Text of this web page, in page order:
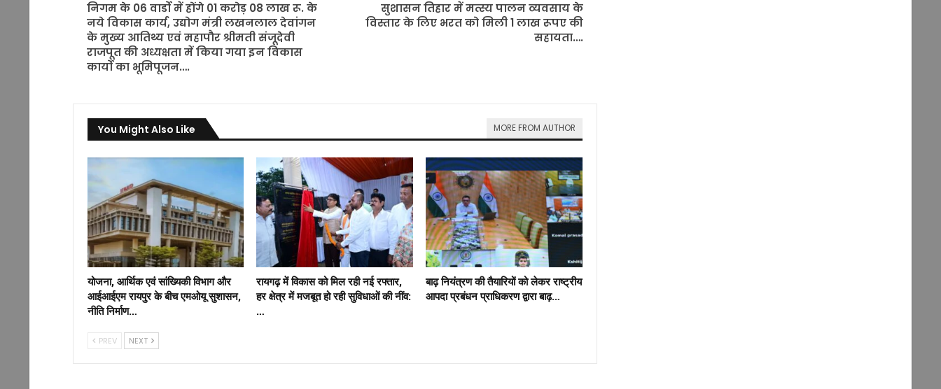
निगम के 06 वार्डो में होंगे 01 करोड़ 08 लाख रू. के
नये विकास कार्य, उद्योग मंत्री लखनलाल देवांगन
के मुख्य आतिथ्य एवं महापौर श्रीमती संजूदेवी
राजपूत की अध्यक्षता में किया गया इन विकास
कार्यो का भूमिपूजन….
सुशासन तिहार में मत्स्य पालन व्यवसाय के
विस्तार के लिए भरत को मिली 1 लाख रूपए की
सहायता….
You Might Also Like MORE FROM AUTHOR
योजना, आर्थिक एवं सांख्यिकी विभाग और
आईआईएम रायपुर के बीच एमओयू सुशासन,
नीति निर्माण…
रायगढ़ में विकास को मिल रही नई रफ्तार,
हर क्षेत्र में मजबूत हो रही सुविधाओं की नींव:
…
बाढ़ नियंत्रण की तैयारियों को लेकर राष्ट्रीय
आपदा प्रबंधन प्राधिकरण द्वारा बाढ़…
PREV NEXT